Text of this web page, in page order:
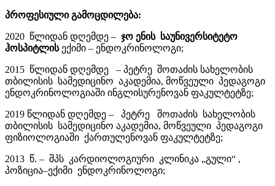
პროფესიული გამოცდილება:
2020 წლიდან დღემდე – ჯო ენის საუნივერსიტეტო
ჰოსპიტლის ექიმი – ენდოკრინოლოგი;
2015 წლიდან დღემდე – პეტრე შოთაძის სახელობის
თბილისის სამედიცინო აკადემია, მოწვეული პედაგოგი
ენდოკრინოლოგიაში ინგლისურენოვან ფაკულტეტზე;
2019 წლიდან დღემდე – პეტრე შოთაძის სახელობის
თბილისის სამედიცინო აკადემია, მოწვეული პედაგოგი
ფიზიოლოგიაში ქართულენოვან ფაკულტეტზე;
2013 წ. – შპს კარდიოლოგიური კლინიკა „გული“ ,
პოზიცია–ექიმი ენდოკრინოლოგი;